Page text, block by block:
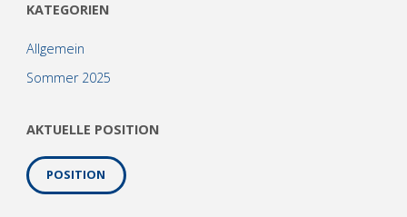
KATEGORIEN
Allgemein
Sommer 2025
AKTUELLE POSITION
POSITION